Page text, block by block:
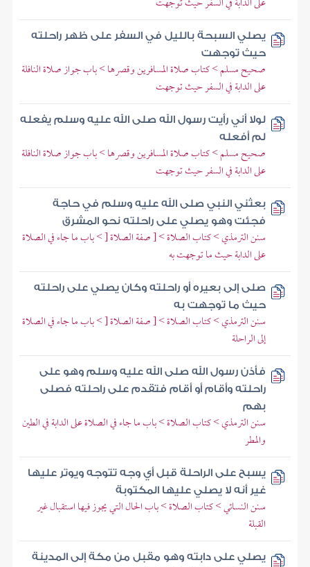
يصلي السبحة بالليل في السفر على ظهر راحلته
حيث توجهت
صحيح مسلم > كتاب صلاة المسافرين وقصرها > باب جواز صلاة النافلة
على الدابة في السفر حيث توجهت
لولا أني رأيت رسول الله صلى الله عليه وسلم يفعله
لم أفعله
صحيح مسلم > كتاب صلاة المسافرين وقصرها > باب جواز صلاة النافلة
على الدابة في السفر حيث توجهت
بعثني النبي صلى الله عليه وسلم في حاجة
فجئت وهو يصلي على راحلته نحو المشرق
سنن الترمذي > كتاب الصلاة > [ صفة الصلاة [ > باب ما جاء في الصلاة
على الدابة حيث ما توجهت به
صلى إلى بعيره أو راحلته وكان يصلي على راحلته
حيث ما توجهت به
سنن الترمذي > كتاب الصلاة > [ صفة الصلاة [ > باب ما جاء في الصلاة
إلى الراحلة
فأذن رسول الله صلى الله عليه وسلم وهو على
راحلته وأقام أو أقام فتقدم على راحلته فصلى
بهم
سنن الترمذي > كتاب الصلاة > باب ما جاء في الصلاة على الدابة في الطين
والمطر
يسبح على الراحلة قبل أي وجه تتوجه ويوتر عليها
غير أنه لا يصلي عليها المكتوبة
سنن النسائي > كتاب الصلاة > باب الحال التي يجوز فيها استقبال غير
القبلة
يصلي على دابته وهو مقبل من مكة إلى المدينة